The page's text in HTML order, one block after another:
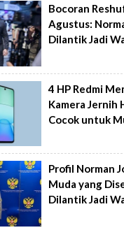
Bocoran
Agustus:
Dilantik Jadi
4 HP Redmi
Kamera Jernih
Cocok untuk
Profil Norman
Muda yang
Dilantik Jadi